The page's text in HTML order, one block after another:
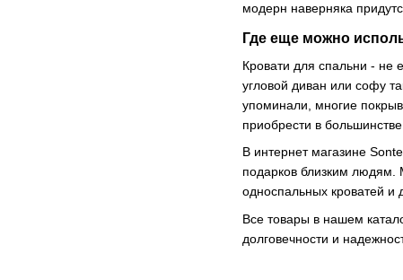
модерн наверняка
Где еще можно
Кровати для спальни - не
угловой диван или софу
упоминали, многие
приобрести в
В интернет магазине
подарков близким
односпальных кроватей и
Все товары в нашем
долговечности и